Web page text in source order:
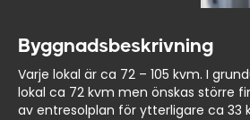
Byggnadsbeskrivning
Varje lokal är ca 72 – 105 kvm. I
lokal ca 72 kvm men önskas större
av entresolplan för ytterligare ca 33